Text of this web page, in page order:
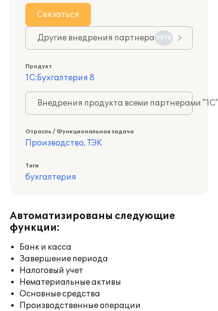
Связаться
Другие внедрения партнера 3870
Продукт
1С:Бухгалтерия 8
Внедрения продукта всеми партнерами
Отрасль / Функциональная задача
Производство, ТЭК
Теги
бухгалтерия
Автоматизированы следующие
функции:
Банк и касса
Завершение периода
Налоговый учет
Нематериальные активы
Основные средства
Производственные операции